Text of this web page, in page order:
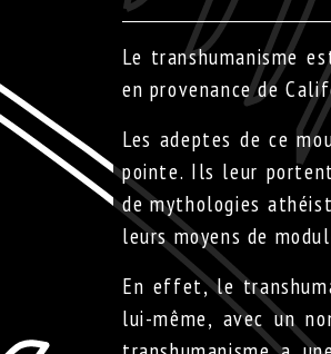
Le transhumanisme
en provenance de
Les adeptes de ce
pointe. Ils leur
de mythologies
leurs moyens de
En effet, le
lui-même, avec un